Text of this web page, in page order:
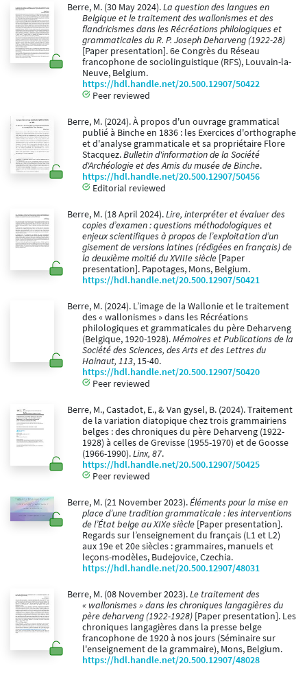
Berre, M. (30 May 2024).La question des langues en
Belgique et le traitement des wallonismes et des
flandricismes dans les Récréations philologiques et
grammaticales du R. P. Joseph Deharveng (1922-28)
[Paper presentation]. 6e Congrès du Réseau
francophone de sociolinguistique (RFS), Louvain-la-
Neuve, Belgium.
https://hdl.handle.net/20.500.12907/50422
Peer reviewed
Berre, M. (2024). À propos d'un ouvrage grammatical
publié à Binche en 1836 : les Exercices d'orthographe
et d'analyse grammaticale et sa propriétaire Flore
Stacquez.Bulletin d'information de la Société
d'Archéologie et des Amis du musée de Binche.
https://hdl.handle.net/20.500.12907/50456
Editorial reviewed
Berre, M. (18 April 2024).Lire, interpréter et évaluer des
copies d’examen : questions méthodologiques et
enjeux scientifiques à propos de l’exploitation d’un
gisement de versions latines (rédigées en français) de
la deuxième moitié du XVIIIe siècle [Paper
presentation]. Papotages, Mons, Belgium.
https://hdl.handle.net/20.500.12907/50421
Berre, M. (2024). L’image de la Wallonie et le traitement
des « wallonismes » dans les Récréations
philologiques et grammaticales du père Deharveng
(Belgique, 1920-1928).Mémoires et Publications de la
Société des Sciences, des Arts et des Lettres du
Hainaut, 113, 15-40.
https://hdl.handle.net/20.500.12907/50420
Peer reviewed
Berre, M., Castadot, E., & Van gysel, B. (2024). Traitement
de la variation diatopique chez trois grammairiens
belges : des chroniques du père Deharveng (1922-
1928) à celles de Grevisse (1955-1970) et de Goosse
(1966-1990).Linx, 87.
https://hdl.handle.net/20.500.12907/50425
Peer reviewed
Berre, M. (21 November 2023).Éléments pour la mise en
place d’une tradition grammaticale : les interventions
de l’État belge au XIXe siècle [Paper presentation].
Regards sur l’enseignement du français (L1 et L2)
aux 19e et 20e siècles : grammaires, manuels et
leçons-modèles, Budejovice, Czechia.
https://hdl.handle.net/20.500.12907/48031
Berre, M. (08 November 2023).Le traitement des
« wallonismes » dans les chroniques langagières du
père deharveng (1922-1928) [Paper presentation]. Les
chroniques langagières dans la presse belge
francophone de 1920 à nos jours (Séminaire sur
l'enseignement de la grammaire), Mons, Belgium.
https://hdl.handle.net/20.500.12907/48028